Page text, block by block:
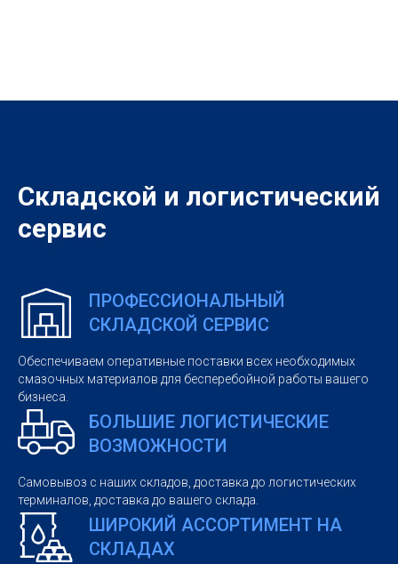
Складской и логистический
сервис
ПРОФЕССИОНАЛЬНЫЙ
СКЛАДСКОЙ СЕРВИС
Обеспечиваем оперативные поставки всех необходимых
смазочных материалов для бесперебойной работы вашего
бизнеса.
БОЛЬШИЕ ЛОГИСТИЧЕСКИЕ
ВОЗМОЖНОСТИ
Самовывоз с наших складов, доставка до логистических
терминалов, доставка до вашего склада.
ШИРОКИЙ АССОРТИМЕНТ НА
СКЛАДАХ